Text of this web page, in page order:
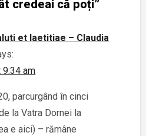
credeai că poți”
et laetitiae – Claudia
am
parcurgând în cinci
la Vatra Dornei la
e aici) – rămâne